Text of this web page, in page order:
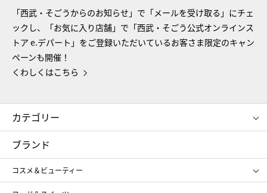
「西武・そごうからのお知らせ」で「メールを受け取る」にチェ
ックし、「お気に入り店舗」で「西武・そごう公式オンラインス
トア e.デパート」をご登録いただいているお客さま限定のキャン
ペーンも開催！
くわしくはこちら
カテゴリー
コスメ＆ビューティー
ギフト
レディース
メンズ
スポーツ・アウトドア
ブランド
コスメ＆ビューティー
SHISEIDO